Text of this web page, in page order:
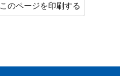
このページを印刷する